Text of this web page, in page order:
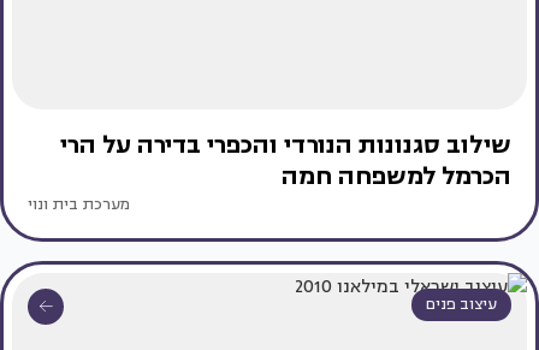
שילוב סגנונות הנורדי והכפרי בדירה על הרי
הכרמל למשפחה חמה
מערכת בית ונוי
עיצוב פנים